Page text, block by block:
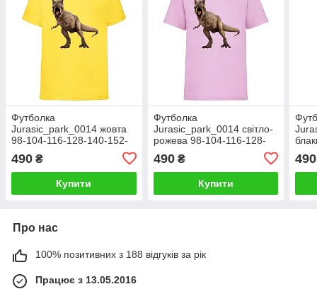
Футболка
Jurasic_park_0014 жовта
98-104-116-128-140-152-
490 ₴
Купити
Футболка
Jurasic_park_0014 світло-
рожева 98-104-116-128-
490₴
Купити
490
Про нас
100% позитивних з 188 відгуків за рік
Працює з 13.05.2016